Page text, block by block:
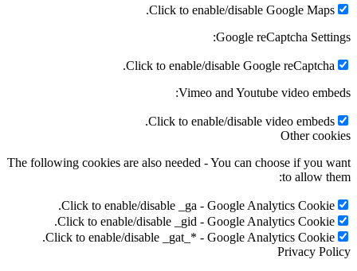
Click to enable/disable
Google
Click to enable/disable Google
Vimeo and Youtube
Click to enable/disable
The following cookies are also needed - You can
Click to enable/disable _ga - Google
Click to enable/disable _gid - Google
Click to enable/disable _gat_* - Google